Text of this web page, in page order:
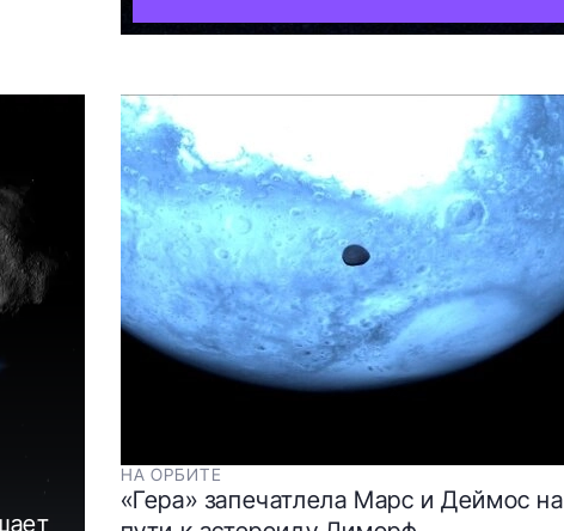
НА ОРБИТЕ
«Гера» запечатлела Марс и Деймос на